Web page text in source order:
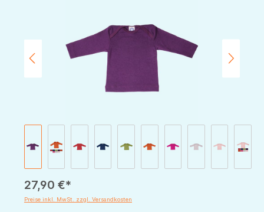
27,90 €*
Preise inkl. MwSt. zzgl. Versandkosten